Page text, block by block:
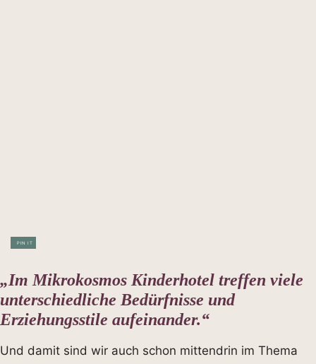
PIN IT
„Im Mikrokosmos Kinderhotel treffen viele
unterschiedliche Bedürfnisse und
Erziehungsstile aufeinander.“
Und damit sind wir auch schon mittendrin im Thema